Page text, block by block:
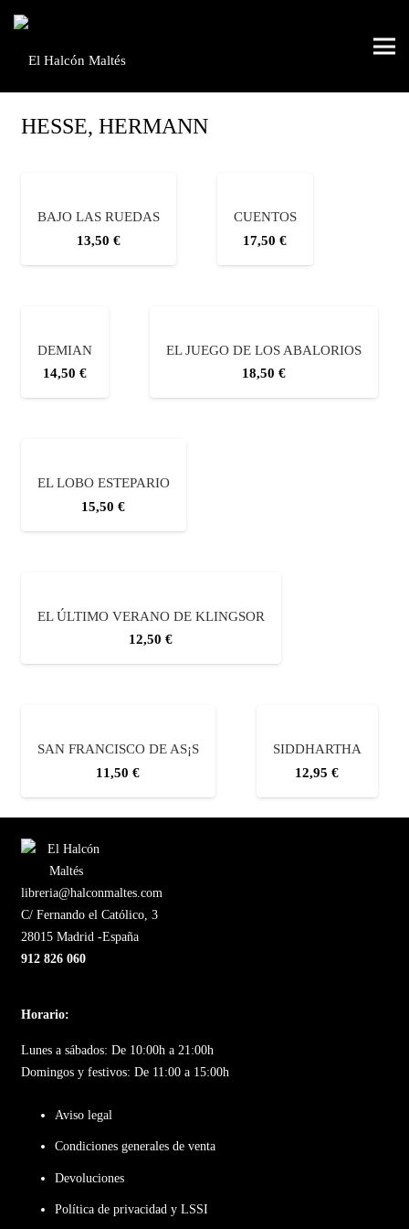
HESSE, HERMANN
BAJO LAS RUEDAS
13,50 €
CUENTOS
17,50 €
DEMIAN
14,50 €
EL JUEGO DE LOS ABALORIOS
18,50 €
EL LOBO ESTEPARIO
15,50 €
EL ÚLTIMO VERANO DE KLINGSOR
12,50 €
SAN FRANCISCO DE AS¡S
11,50 €
SIDDHARTHA
12,95 €
libreria@halconmaltes.com
C/ Fernando el Católico, 3
28015 Madrid -España
912 826 060
Horario:
Lunes a sábados: De 10:00h a 21:00h
Domingos y festivos: De 11:00 a 15:00h
Aviso legal
Condiciones generales de venta
Devoluciones
Política de privacidad y LSSI